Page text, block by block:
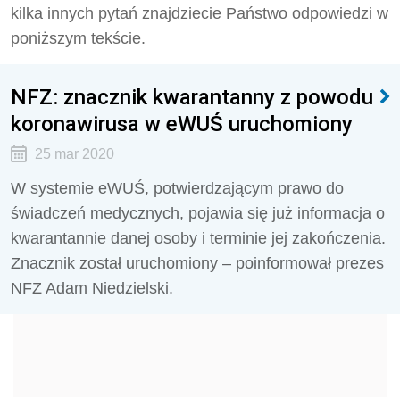
kilka innych pytań znajdziecie Państwo odpowiedzi w
poniższym tekście.
NFZ: znacznik kwarantanny z powodu
koronawirusa w eWUŚ uruchomiony
25 mar 2020
W systemie eWUŚ, potwierdzającym prawo do
świadczeń medycznych, pojawia się już informacja o
kwarantannie danej osoby i terminie jej zakończenia.
Znacznik został uruchomiony – poinformował prezes
NFZ Adam Niedzielski.